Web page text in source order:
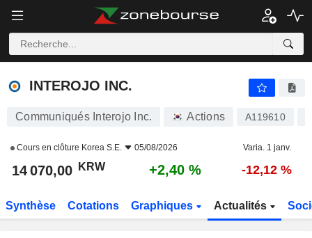
INTEROJO INC.
INTEROJO INC.
Communiqués Interojo Inc. Actions A119610
Cours en clôture Korea S.E. 05/08/2026 Varia. 1 janv.
14 070,00 KRW +2,40 % -12,12 %
Synthèse Cotations Graphiques Actualités